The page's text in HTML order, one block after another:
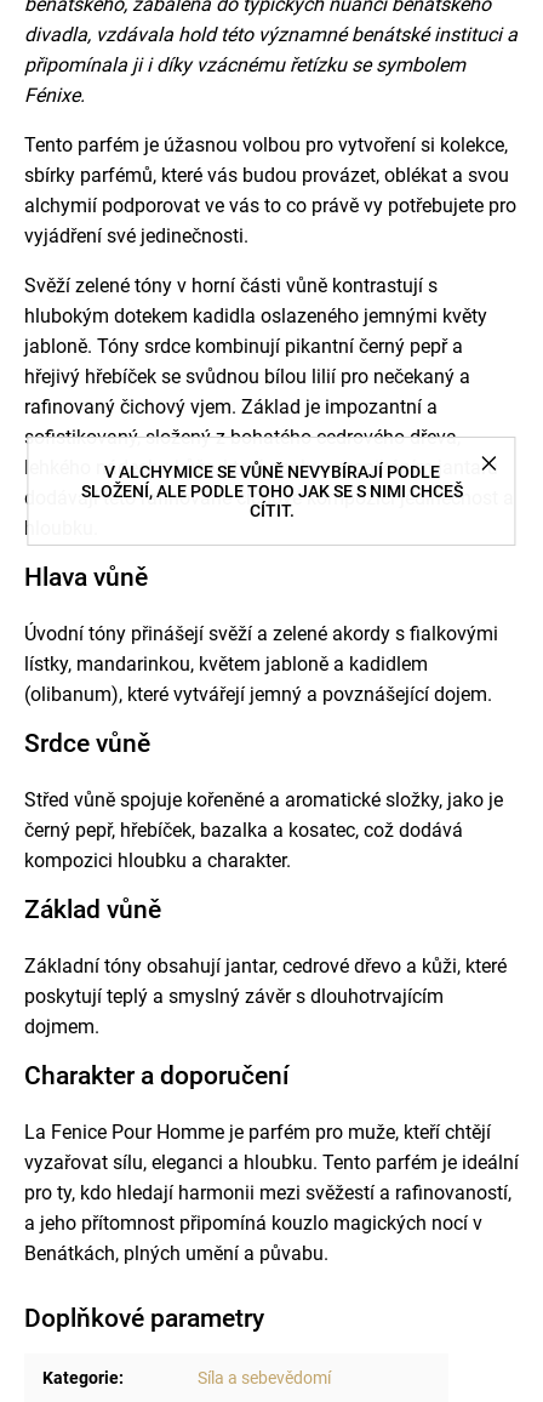
V ALCHYMICE SE VŮNĚ NEVYBÍRAJÍ PODLE
SLOŽENÍ, ALE PODLE TOHO JAK SE S NIMI CHCEŠ
CÍTIT.
benátského, zabalená do typických nuancí benátského
divadla, vzdávala hold této významné benátské instituci a
připomínala ji i díky vzácnému řetízku se symbolem
Fénixe.
Tento parfém je úžasnou volbou pro vytvoření si kolekce,
sbírky parfémů, které vás budou provázet, oblékat a svou
alchymií podporovat ve vás to co právě vy potřebujete pro
vyjádření své jedinečnosti.
Svěží zelené tóny v horní části vůně kontrastují s
hlubokým dotekem kadidla oslazeného jemnými květy
jabloně. Tóny srdce kombinují pikantní černý pepř a
hřejivý hřebíček se svůdnou bílou lilií pro nečekaný a
rafinovaný čichový vjem. Základ je impozantní a
sofistikovaný, složený z bohatého cedrového dřeva,
lehkého nádechu kůže, které spolu s pronikáním jantaru
dodávají této rafinované čichové kompozici jedinečnost a
Hlava vůně
Úvodní tóny přinášejí svěží a zelené akordy s fialkovými
lístky, mandarinkou, květem jabloně a kadidlem
(olibanum), které vytvářejí jemný a povznášející dojem.
Srdce vůně
Střed vůně spojuje kořeněné a aromatické složky, jako je
černý pepř, hřebíček, bazalka a kosatec, což dodává
kompozici hloubku a charakter.
Základ vůně
Základní tóny obsahují jantar, cedrové dřevo a kůži, které
poskytují teplý a smyslný závěr s dlouhotrvajícím
dojmem.
Charakter a doporučení
La Fenice Pour Homme je parfém pro muže, kteří chtějí
vyzařovat sílu, eleganci a hloubku. Tento parfém je ideální
pro ty, kdo hledají harmonii mezi svěžestí a rafinovaností,
a jeho přítomnost připomíná kouzlo magických nocí v
Benátkách, plných umění a půvabu.
Doplňkové parametry
Kategorie: Síla a sebevědomí